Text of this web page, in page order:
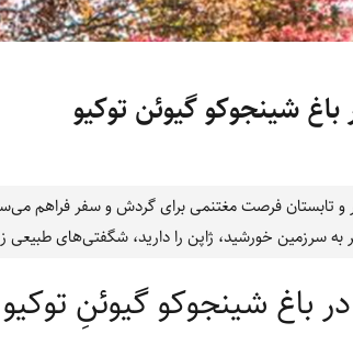
باغ شینجوکو گیوئن توکیو
و تابستان فرصت مغتنمی برای گردش و سفر فراهم
سرزمین خورشید، ژاپن را دارید، شگفتی‌های طبیعی
در باغ شینجوکو گیوئنِ توکیو